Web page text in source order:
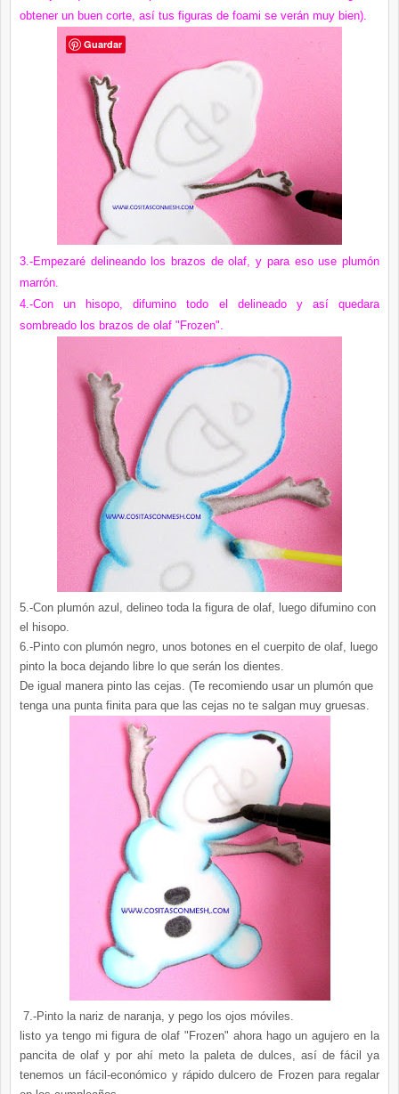
obtener un buen corte, así tus figuras de foami se verán muy bien).
3.-Empezaré delineando los brazos de olaf, y para eso use plumón
marrón.
4.-Con un hisopo, difumino todo el delineado y así quedara
sombreado los brazos de olaf "Frozen".
5.-Con plumón azul, delineo toda la figura de olaf, luego difumino con
el hisopo.
6.-Pinto con plumón negro, unos botones en el cuerpito de olaf, luego
pinto la boca dejando libre lo que serán los dientes.
De igual manera pinto las cejas. (Te recomiendo usar un plumón que
tenga una punta finita para que las cejas no te salgan muy gruesas.
7.-Pinto la nariz de naranja, y pego los ojos móviles.
listo ya tengo mi figura de olaf "Frozen" ahora hago un agujero en la
pancita de olaf y por ahí meto la paleta de dulces, así de fácil ya
tenemos un fácil-económico y rápido dulcero de Frozen para regalar
Guardar